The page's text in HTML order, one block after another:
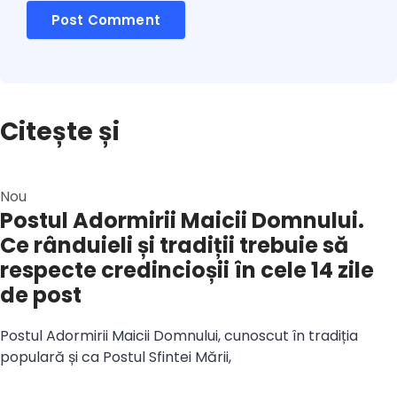
Citește și
Nou
Postul Adormirii Maicii Domnului.
Ce rânduieli și tradiții trebuie să
respecte credincioșii în cele 14 zile
de post
Postul Adormirii Maicii Domnului, cunoscut în tradiția
populară și ca Postul Sfintei Mării,